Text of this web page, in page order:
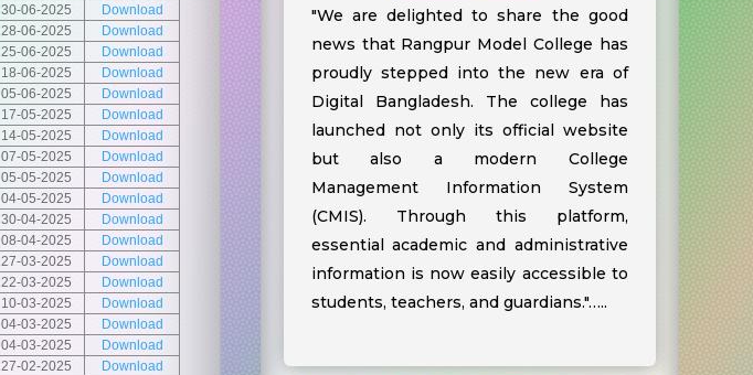
30-06-2025
Download
28-06-2025
Download
25-06-2025
Download
18-06-2025
Download
05-06-2025
Download
17-05-2025
Download
14-05-2025
Download
07-05-2025
Download
05-05-2025
Download
04-05-2025
Download
30-04-2025
Download
08-04-2025
Download
27-03-2025
Download
22-03-2025
Download
10-03-2025
Download
04-03-2025
Download
04-03-2025
Download
27-02-2025
Download
"We are delighted to share the good
news that Rangpur Model College has
proudly stepped into the new era of
Digital Bangladesh. The college has
launched not only its official website
but also a modern College
Management Information System
(CMIS). Through this platform,
essential academic and administrative
information is now easily accessible to
students, teachers, and guardians."…..